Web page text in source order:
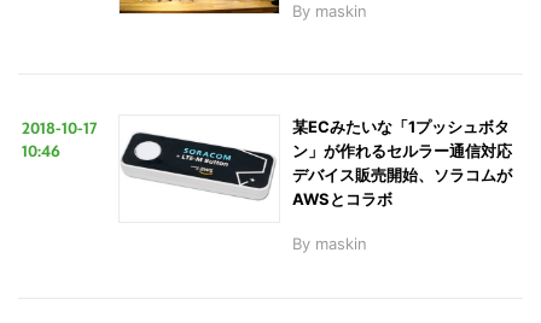
By maskin
2018-10-17
10:46
某ECみたいな「1プッシュボタ
ン」が作れるセルラー通信対応
デバイス販売開始、ソラコムが
AWSとコラボ
By maskin